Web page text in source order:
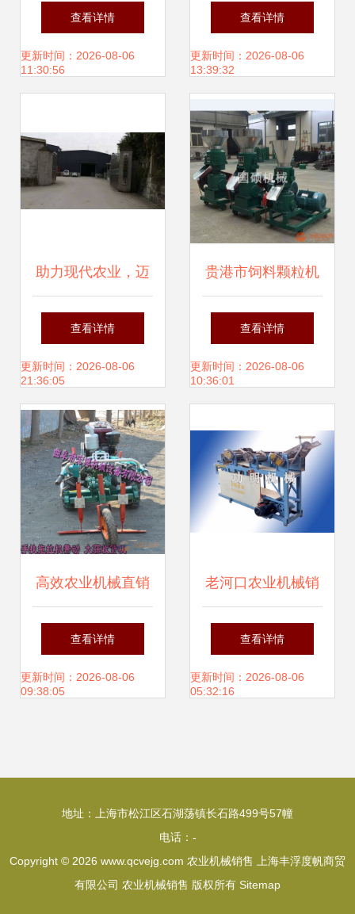
国来了三万多人考
察清远,是时候.
查看详情
更新时间：2026-08-06
11:30:56
池县经销商与服务
支持
查看详情
更新时间：2026-08-06
13:39:32
助力现代农业，迈
向丰收未来——[公
司名称]农业机械销
售有限公司简介
查看详情
更新时间：2026-08-06
21:36:05
贵港市饲料颗粒机
厂家直销 家禽饲料
颗粒机械与农业机
查看详情
更新时间：2026-08-06
10:36:01
高效农业机械直销
大蒜、大葱、大姜
收获机选购指南与
查看详情
更新时间：2026-08-06
09:38:05
老河口农业机械销
售公司的面条饺子
皮一体机供应情况
查看详情
更新时间：2026-08-06
05:32:16
地址：上海市松江区石湖荡镇长石路499号57幢
电话：-
Copyright © 2026 www.qcvejg.com 农业机械销售
上海丰浮度帆商贸
有限公司 农业机械销售 版权所有 Sitemap